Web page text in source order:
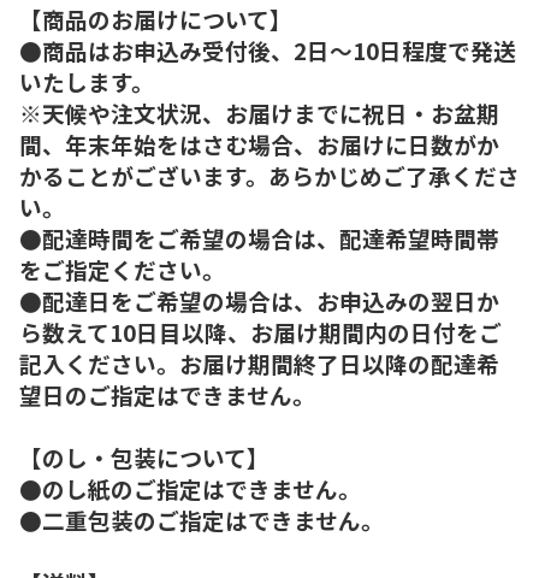
【商品のお届けについて】
●商品はお申込み受付後、2日～10日程度で発送
いたします。
※天候や注文状況、お届けまでに祝日・お盆期
間、年末年始をはさむ場合、お届けに日数がか
かることがございます。あらかじめご了承くださ
い。
●配達時間をご希望の場合は、配達希望時間帯
をご指定ください。
●配達日をご希望の場合は、お申込みの翌日か
ら数えて10日目以降、お届け期間内の日付をご
記入ください。お届け期間終了日以降の配達希
望日のご指定はできません。
【のし・包装について】
●のし紙のご指定はできません。
●二重包装のご指定はできません。